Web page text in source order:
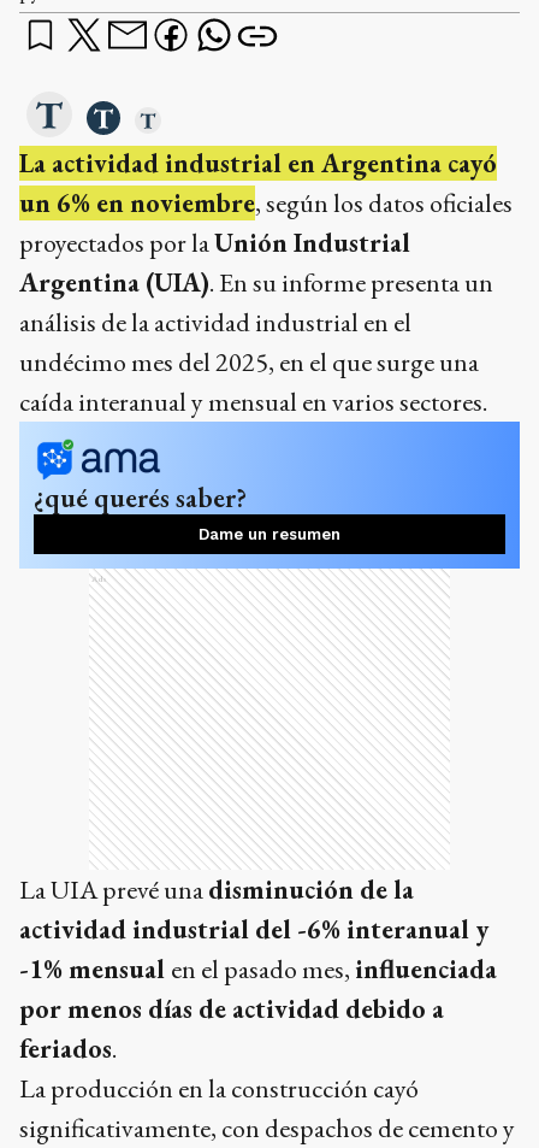
La actividad industrial en Argentina cayó
un 6% en noviembre, según los datos oficiales
proyectados por laUnión Industrial
Argentina (UIA). En su informe presenta un
análisis de la actividad industrial en el
undécimo mes del 2025, en el que surge una
caída interanual y mensual en varios sectores. ​
¿qué querés saber?
Dame un resumen
Ads
La UIA prevé unadisminución de la
actividad industrial del -6% interanual y
-1% mensual en el pasado mes, influenciada
por menos días de actividad debido a
feriados. ​
La producción en la construcción cayó
significativamente, con despachos de cemento y